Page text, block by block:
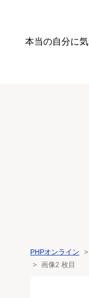
本当の自分に気
PHPオンライン
画像2 枚目